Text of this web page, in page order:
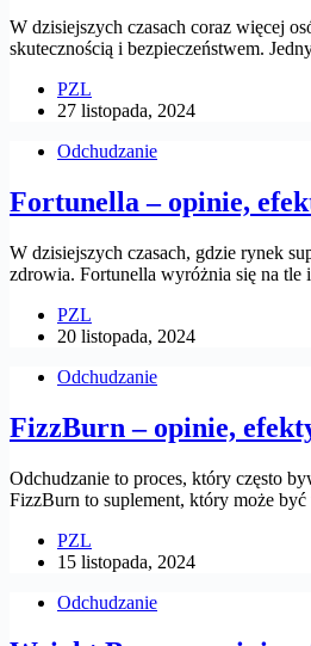
W dzisiejszych czasach coraz więcej
skutecznością i bezpieczeństwem.
PZL
27 listopada, 2024
Odchudzanie
Fortunella – opinie,
W dzisiejszych czasach, gdzie rynek
zdrowia. Fortunella wyróżnia się na
PZL
20 listopada, 2024
Odchudzanie
FizzBurn – opinie,
Odchudzanie to proces, który często
FizzBurn to suplement, który może
PZL
15 listopada, 2024
Odchudzanie